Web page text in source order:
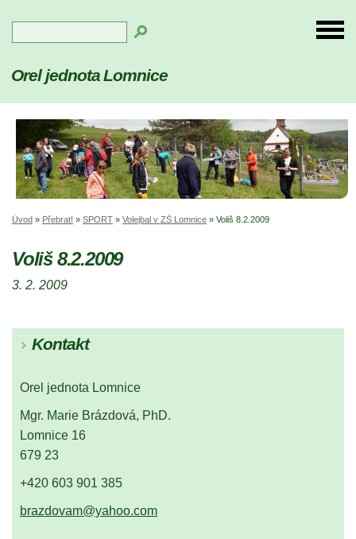
Orel jednota Lomnice
Úvod » Přebrat! » SPORT » Volejbal v ZŠ Lomnice » Voliš 8.2.2009
Voliš 8.2.2009
3. 2. 2009
Kontakt
Orel jednota Lomnice
Mgr. Marie Brázdová, PhD.
Lomnice 16
679 23
+420 603 901 385
brazdovam@yahoo.com